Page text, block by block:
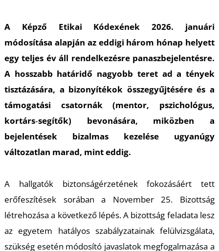
A Képző Etikai Kódexének 2026. januári
módosítása alapján az eddigi három hónap helyett
egy teljes év áll rendelkezésre panaszbejelentésre.
A hosszabb határidő nagyobb teret ad a tények
tisztázására, a bizonyítékok összegyűjtésére és a
támogatási csatornák (mentor, pszichológus,
kortárs‑segítők) bevonására, miközben a
bejelentések bizalmas kezelése ugyanúgy
változatlan marad, mint eddig.
A hallgatók biztonságérzetének fokozásáért tett
erőfeszítések sorában a November 25. Bizottság
létrehozása a következő lépés. A bizottság feladata lesz
az egyetem hatályos szabályzatainak felülvizsgálata,
szükség esetén módosító javaslatok megfogalmazása a